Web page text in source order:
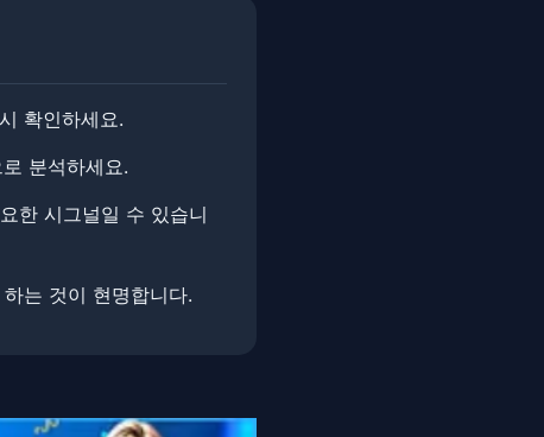
확인하세요.
분석하세요.
한 시그널일 수 있습니
는 것이 현명합니다.